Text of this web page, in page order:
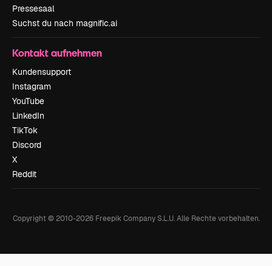
Pressesaal
Suchst du nach magnific.ai
Kontakt aufnehmen
Kundensupport
Instagram
YouTube
LinkedIn
TikTok
Discord
X
Reddit
Copyright © 2010-2026Freepik Company S.L.U. Alle Rechte vorbehalten.